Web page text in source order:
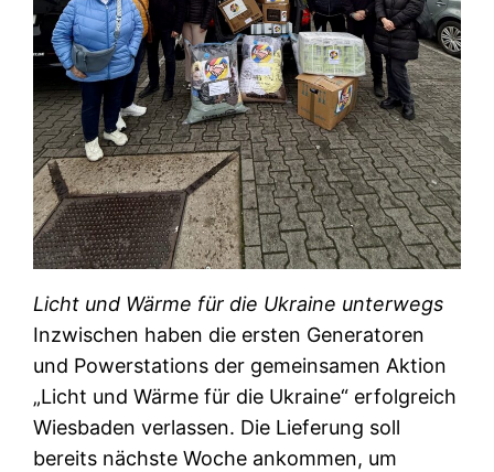
Licht und Wärme für die Ukraine unterwegs
​Inzwischen haben die ersten Generatoren
und Powerstations der gemeinsamen Aktion
„Licht und Wärme für die Ukraine“ erfolgreich
Wiesbaden verlassen. Die Lieferung soll
bereits nächste Woche ankommen, um